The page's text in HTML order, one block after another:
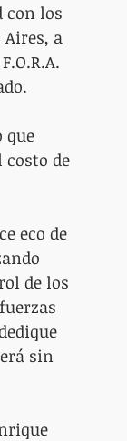
con los
a
que
de
eco de
de los
sin